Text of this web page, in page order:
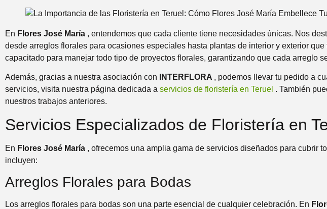
En Flores José María , entendemos que cada cliente tiene necesidades únicas. Nos
desde arreglos florales para ocasiones especiales hasta plantas de interior y exterior
capacitado para manejar todo tipo de proyectos florales, garantizando que cada arreglo
Además, gracias a nuestra asociación con INTERFLORA , podemos llevar tu pedido a
servicios, visita nuestra página dedicada a servicios de floristería en Teruel . También
nuestros trabajos anteriores.
Servicios Especializados de Floristería en
En Flores José María , ofrecemos una amplia gama de servicios diseñados para cubrir
incluyen:
Arreglos Florales para Bodas
Los arreglos florales para bodas son una parte esencial de cualquier celebración. En